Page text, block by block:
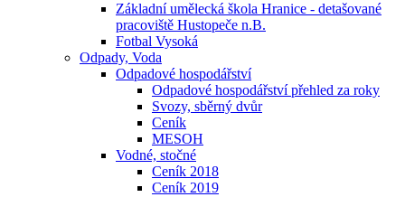
Základní umělecká škola Hranice - detašované
pracoviště Hustopeče n.B.
Fotbal Vysoká
Odpady, Voda
Odpadové hospodářství
Odpadové hospodářství přehled za roky
Svozy, sběrný dvůr
Ceník
MESOH
Vodné, stočné
Ceník 2018
Ceník 2019